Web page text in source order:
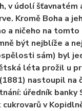
v údolí šťavnatém
Kromě Boha a
a ničeho na
být nejblíže a
sám) byl
léta prožil u
nastoupil
úředník
v